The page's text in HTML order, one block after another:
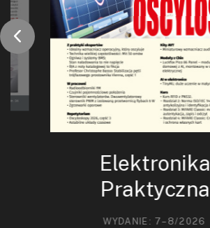
Elektronika
Praktyczna
WYDANIE: 7–8/2026